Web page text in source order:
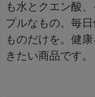
も水とクエン酸
プルなもの。毎
ものだけを。健
きたい商品です。